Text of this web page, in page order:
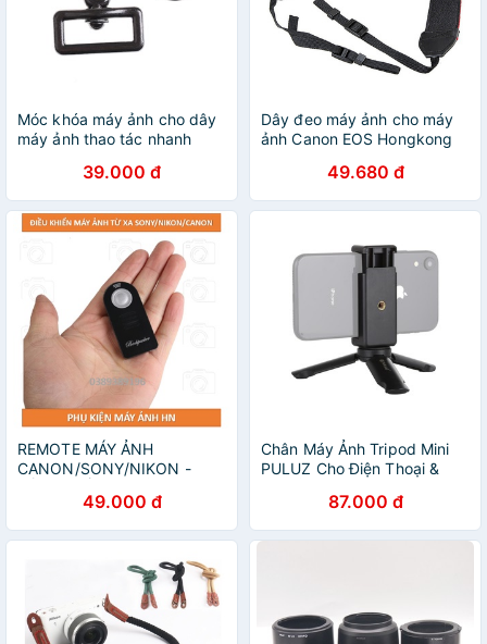
Móc khóa máy ảnh cho dây
máy ảnh thao tác nhanh
39.000 đ
Dây đeo máy ảnh cho máy
ảnh Canon EOS Hongkong
49.680 đ
REMOTE MÁY ẢNH
CANON/SONY/NIKON -
49.000 đ
Chân Máy Ảnh Tripod Mini
PULUZ Cho Điện Thoại &
87.000 đ